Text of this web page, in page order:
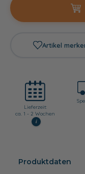
Artikel
Lieferzeit:
ca. 1 - 2 Wochen
i
Produktdaten